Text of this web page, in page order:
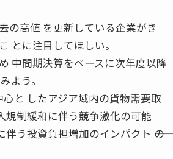
の高値 を更新している企業がき
とに注目してほしい。
中間期決算をベースに次年度以降
よう。
と したアジア域内の貨物需要取
規制緩和に伴う競争激化の可能
う投資負担増加のインパクト ――の